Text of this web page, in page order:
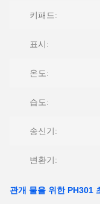
키패드:
표시:
온도:
습도:
송신기:
변환기:
관개 물을 위한 PH301